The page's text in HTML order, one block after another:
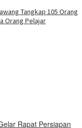
Tangkap 105 Orang
Orang Pelajar
Rapat Persiapan